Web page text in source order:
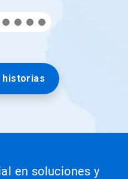
historias
en soluciones y